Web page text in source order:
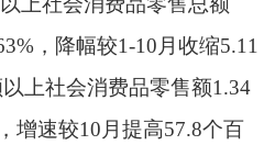
商品零售额同比增长
增长。1-11月，一般
同比增长18%。其